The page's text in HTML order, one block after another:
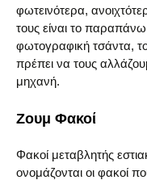
φωτεινότερα,
τους είναι το
φωτογραφική τσάντα,
πρέπει να τους
μηχανή.
Ζουμ Φακοί
Φακοί μεταβλητής
ονομάζονται οι φακοί